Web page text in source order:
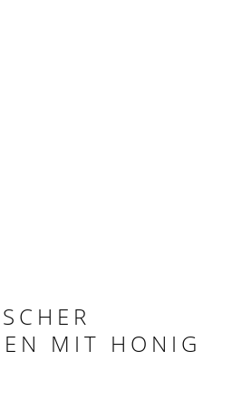
MIT HONIG